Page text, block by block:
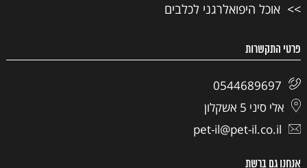
אוכל היפואלרגני לכלבים
פרטי התקשרות
0544689697
אלי סיני 5 אשקלון
pet-il@pet-il.co.il
אנחנו גם ברשת